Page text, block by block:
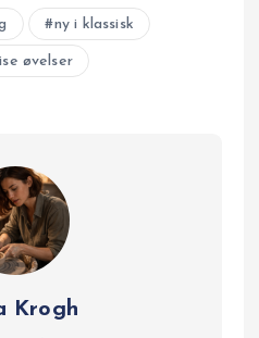
ny i klassisk
øvelser
Krogh